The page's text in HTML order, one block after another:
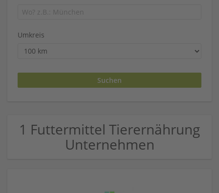
Umkreis
1 Futtermittel Tierernährung
Unternehmen